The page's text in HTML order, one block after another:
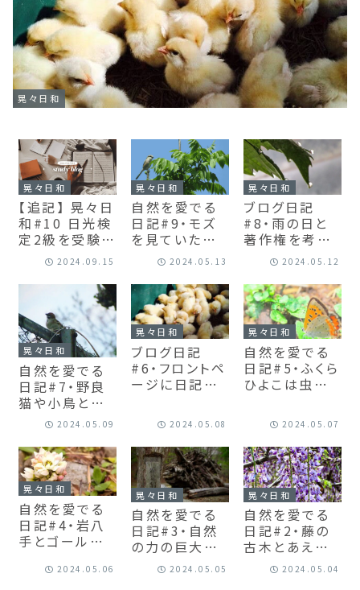
晃々日和
晃々日和
【追記】 晃々日
和#10 日光検
定2級を受験し
てみて2024.09.15
晃々日和
自然を愛でる
日記#9・モズ
を見ていたつ
もりが、逆に見
られていた。ニ
ーチェの言葉
を借りて自分
の心に目を向
ける
2024.05.13
晃々日和
ブログ日記
#8・雨の日と
著作権を考え
てみて2024.05.12
晃々日和
自然を愛でる
日記#7・野良
猫や小鳥との
絶妙な距離。こ
れだから日光
は面白い。
2024.05.09
晃々日和
ブログ日記
#6・フロントペ
ージに日記の
ログのテーマ
について…少
し言葉が強い
かも。
2024.05.08
晃々日和
自然を愛でる
日記#5・ふくら
ひよこは虫が
2024.05.07
晃々日和
自然を愛でる
日記#4・岩八
手とゴールデ
2024.05.06
晃々日和
自然を愛でる
日記#3・自然
の力の巨大さ
と小さなはじ
まりに感動
2024.05.05
晃々日和
自然を愛でる
日記#2・藤の
古木とあえて
場所を紹介し
ない選択
2024.05.04